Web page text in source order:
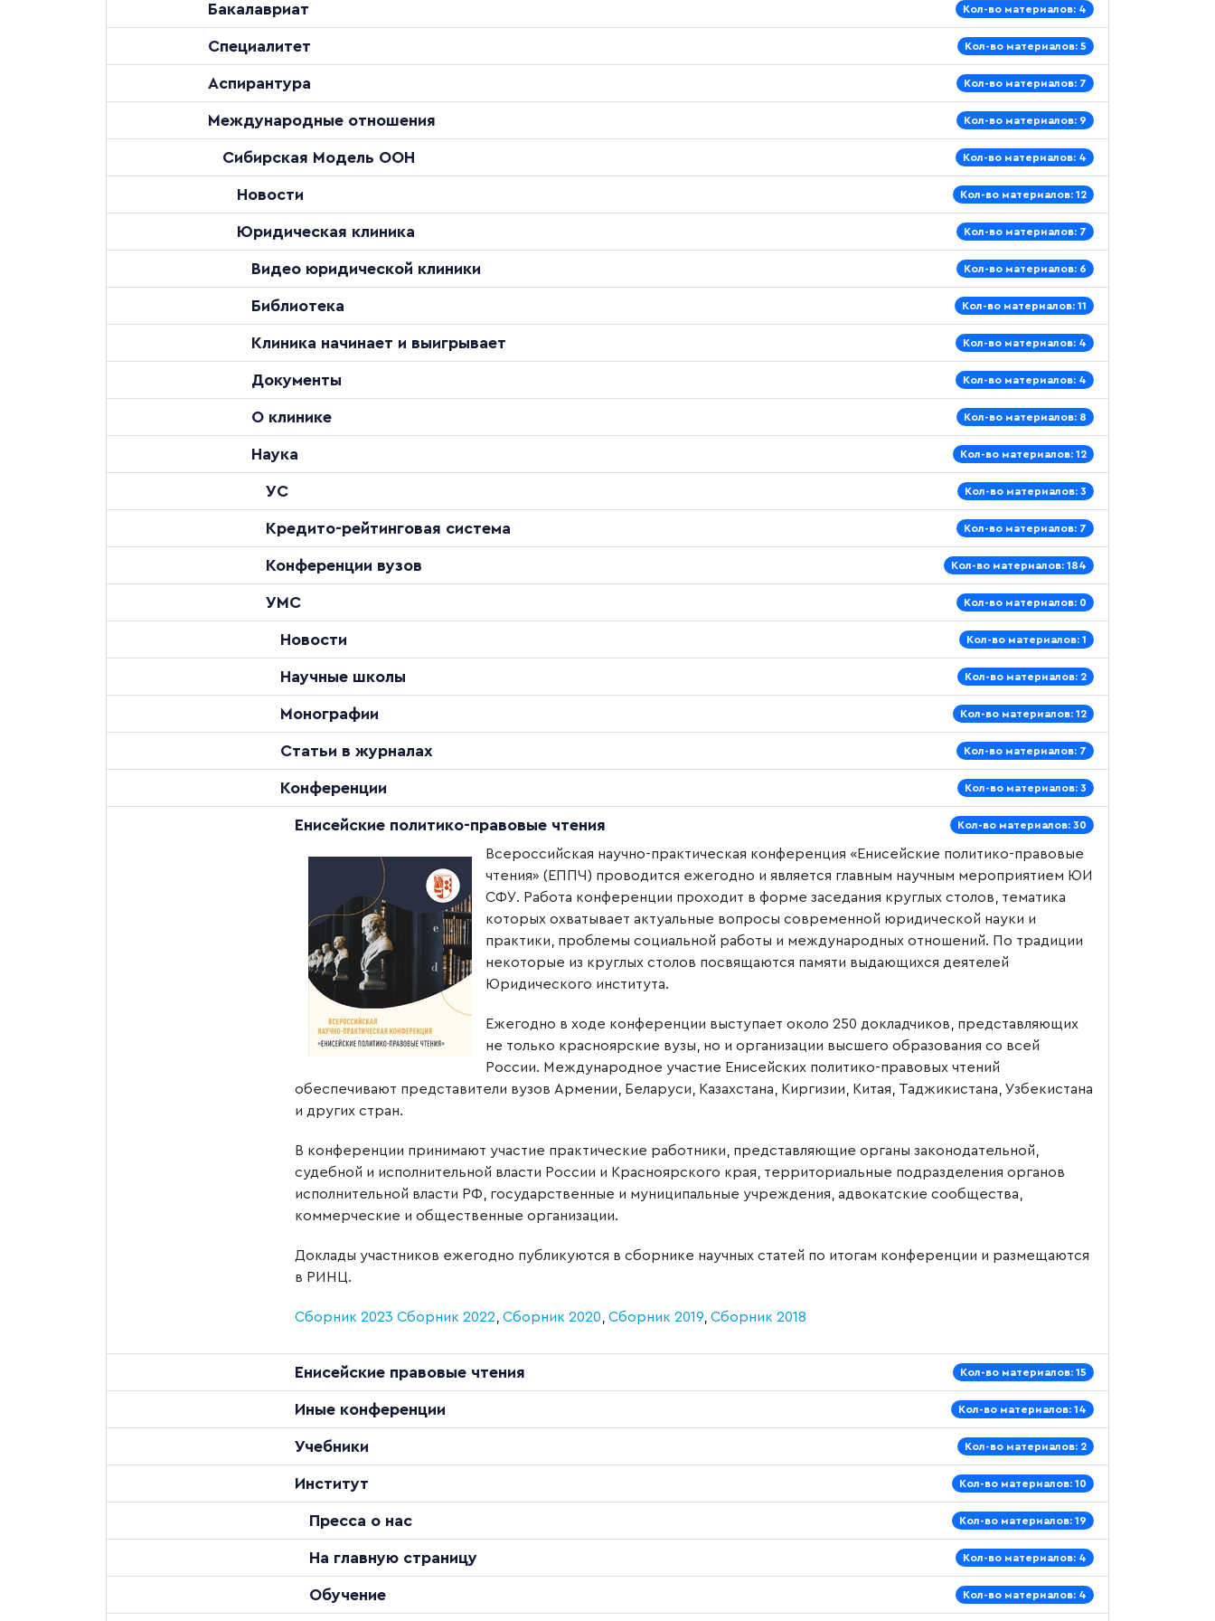
Бакалавриат Кол-во материалов: 4
Специалитет Кол-во материалов: 5
Аспирантура Кол-во материалов: 7
Международные отношения Кол-во материалов: 9
Сибирская Модель ООН Кол-во материалов: 4
Новости Кол-во материалов: 12
Юридическая клиника Кол-во материалов: 7
Видео юридической клиники Кол-во материалов: 6
Библиотека Кол-во материалов: 11
Клиника начинает и выигрывает Кол-во материалов: 4
Документы Кол-во материалов: 4
О клинике Кол-во материалов: 8
Наука Кол-во материалов: 12
УС Кол-во материалов: 3
Кредито-рейтинговая система Кол-во материалов: 7
Конференции вузов Кол-во материалов: 184
УМС Кол-во материалов: 0
Новости Кол-во материалов: 1
Научные школы Кол-во материалов: 2
Монографии Кол-во материалов: 12
Статьи в журналах Кол-во материалов: 7
Конференции Кол-во материалов: 3
Енисейские политико-правовые чтения Кол-во материалов: 30
Всероссийская научно-практическая конференция «Енисейские политико-правовые
чтения» (ЕППЧ) проводится ежегодно и является главным научным мероприятием ЮИ
СФУ. Работа конференции проходит в форме заседания круглых столов, тематика
которых охватывает актуальные вопросы современной юридической науки и
практики, проблемы социальной работы и международных отношений. По традиции
некоторые из круглых столов посвящаются памяти выдающихся деятелей
Юридического института.
Ежегодно в ходе конференции выступает около 250 докладчиков, представляющих
не только красноярские вузы, но и организации высшего образования со всей
России. Международное участие Енисейских политико-правовых чтений
обеспечивают представители вузов Армении, Беларуси, Казахстана, Киргизии, Китая, Таджикистана, Узбекистана
и других стран.
В конференции принимают участие практические работники, представляющие органы законодательной,
судебной и исполнительной власти России и Красноярского края, территориальные подразделения органов
исполнительной власти РФ, государственные и муниципальные учреждения, адвокатские сообщества,
коммерческие и общественные организации.
Доклады участников ежегодно публикуются в сборнике научных статей по итогам конференции и размещаются
в РИНЦ.
Сборник 2023 Сборник 2022 Сборник 2020 Сборник 2019 Сборник 2018
Енисейские правовые чтения Кол-во материалов: 15
Иные конференции Кол-во материалов: 14
Учебники Кол-во материалов: 2
Институт Кол-во материалов: 10
Пресса о нас Кол-во материалов: 19
На главную страницу Кол-во материалов: 4
Обучение Кол-во материалов: 4